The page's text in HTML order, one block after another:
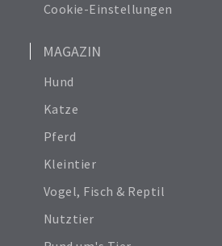
Cookie-Einstellungen
MAGAZIN
Hund
Katze
Pferd
Kleintier
Vogel, Fisch & Reptil
Nutztier